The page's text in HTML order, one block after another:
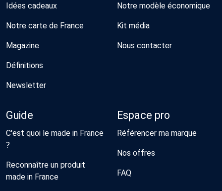
Idées cadeaux
Notre carte de France
Magazine
Définitions
Newsletter
Notre modèle économique
Kit média
Nous contacter
Guide
C'est quoi le made in France
?
Reconnaître un produit
made in France
Espace pro
Référencer ma marque
Nos offres
FAQ